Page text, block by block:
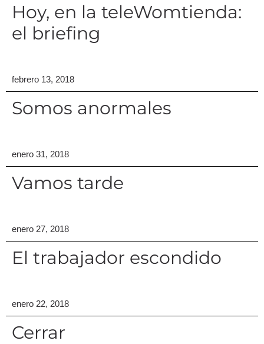
Hoy, en la teleWomtienda:
el briefing
febrero 13, 2018
Somos anormales
enero 31, 2018
Vamos tarde
enero 27, 2018
El trabajador escondido
enero 22, 2018
Cerrar